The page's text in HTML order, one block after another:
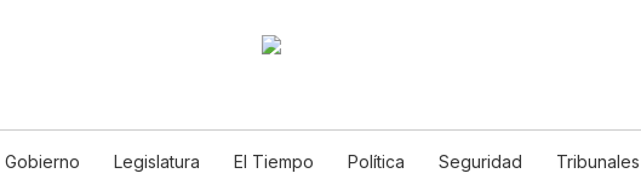
Gobierno Legislatura El Tiempo Política Seguridad Tribunales